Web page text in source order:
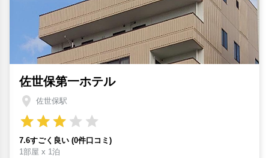
佐世保第一ホテル
佐世保駅
7.6すごく良い (0件口コミ)
1部屋 x 1泊